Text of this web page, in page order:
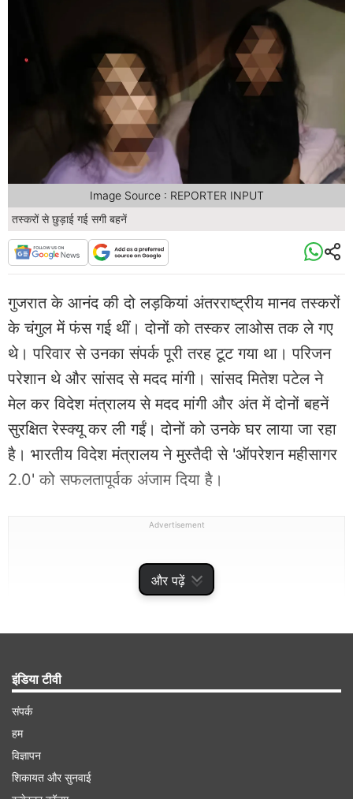
और पढ़ें
तस्करों से छुड़ाई गई सगी बहनें
Image Source : REPORTER INPUT
गुजरात के आनंद की दो लड़कियां अंतरराष्ट्रीय मानव तस्करों
के चंगुल में फंस गई थीं। दोनों को तस्कर लाओस तक ले गए
थे। परिवार से उनका संपर्क पूरी तरह टूट गया था। परिजन
परेशान थे और सांसद से मदद मांगी। सांसद मितेश पटेल ने
मेल कर विदेश मंत्रालय से मदद मांगी और अंत में दोनों बहनें
सुरक्षित रेस्क्यू कर ली गईं। दोनों को उनके घर लाया जा रहा
है। भारतीय विदेश मंत्रालय ने मुस्तैदी से 'ऑपरेशन महीसागर
2.0' को सफलतापूर्वक अंजाम दिया है।
Advertisement
गुजरात के आणंद की दो सगी बहनें रोजगार की तलाश में
थाइलैंड गई थीं। दोनों बहनों को थाइलैंड में काम दिलाने के
इंडिया टीवी
संपर्क
हम
विज्ञापन
शिकायत और सुनवाई